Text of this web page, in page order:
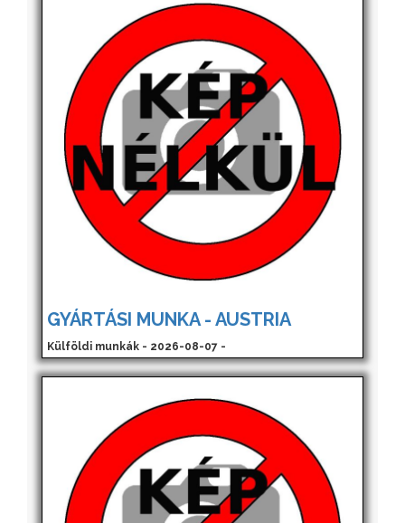
GYÁRTÁSI MUNKA - AUSTRIA
Külföldi munkák - 2026-08-07 -